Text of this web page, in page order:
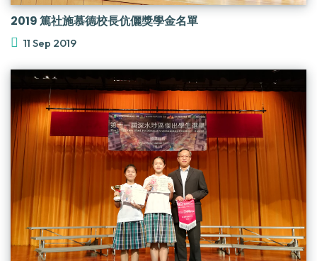
2019 篤社施慕德校長伉儷獎學金名單
11 Sep 2019